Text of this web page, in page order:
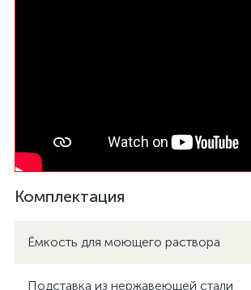
Комплектация
Ёмкость для моющего раствора
Подставка из нержавеющей стали